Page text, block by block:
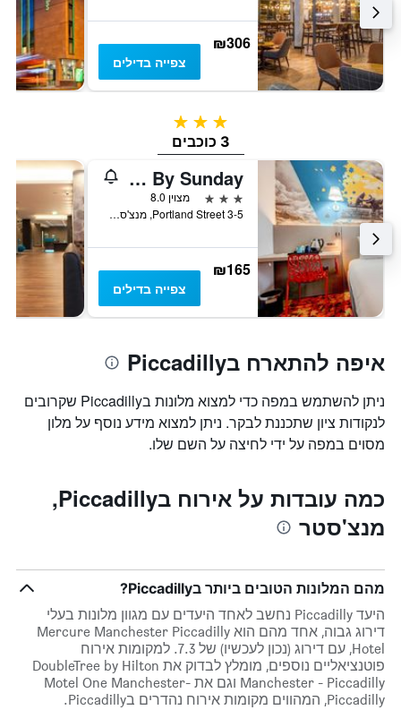
₪306
צפייה בדילים
3 כוכבים
3 כוכבים
Manchester Portland By Sunday
3 כוכבים
מצוין 8.0
3-5 Portland Street, מנצ'סטר, בריטניה
₪165
צפייה בדילים
איפה להתארח בPiccadilly
ניתן להשתמש במפה כדי למצוא מלונות בPiccadilly שקרובים
לנקודות ציון שתכננת לבקר. ניתן למצוא מידע נוסף על מלון
מסוים במפה על ידי לחיצה על השם שלו.
כמה עובדות על אירוח בPiccadilly,
מנצ'סטר
מהם המלונות הטובים ביותר בPiccadilly?
היעד Piccadilly נחשב לאחד היעדים עם מגוון מלונות בעלי
דירוג גבוה, אחד מהם הוא Mercure Manchester Piccadilly
Hotel, עם דירוג (נכון לעכשיו) של 7.3. למקומות אירוח
פוטנציאליים נוספים, מומלץ לבדוק את DoubleTree by Hilton
Manchester - Piccadilly וגם את Motel One Manchester-
Piccadilly, המהווים מקומות אירוח נהדרים בPiccadilly.